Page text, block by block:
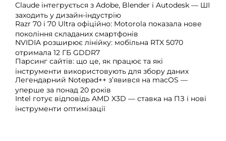
Claude інтегрується з Adobe, Blender і Autodesk — ШІ
заходить у дизайн-індустрію
Razr 70 і 70 Ultra офіційно: Motorola показала нове
покоління складаних смартфонів
NVIDIA розширює лінійку: мобільна RTX 5070
отримала 12 ГБ GDDR7
Парсинг сайтів: що це, як працює та які
інструменти використовують для збору даних
Легендарний Notepad++ з’явився на macOS —
уперше за понад 20 років
Intel готує відповідь AMD X3D — ставка на ПЗ і нові
інструменти оптимізації